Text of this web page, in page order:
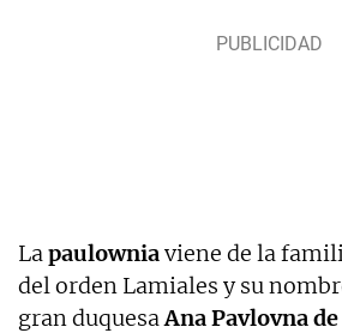
Lapaulowniaviene de la
del orden Lamiales y su
gran duquesaAna Pavlovna